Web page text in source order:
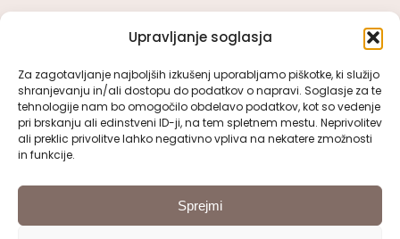
Upravljanje soglasja
Za zagotavljanje najboljših izkušenj uporabljamo piškotke, ki služijo
shranjevanju in/ali dostopu do podatkov o napravi. Soglasje za te
tehnologije nam bo omogočilo obdelavo podatkov, kot so vedenje
pri brskanju ali edinstveni ID-ji, na tem spletnem mestu. Neprivolitev
ali preklic privolitve lahko negativno vpliva na nekatere zmožnosti
in funkcije.
Sprejmi
Toggle
Navigation
Predstavitev VDC Kranj
SLEDITE NAM